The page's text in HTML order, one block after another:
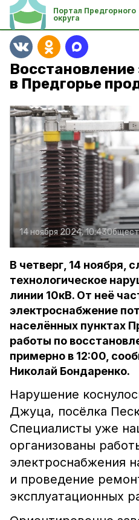
Портал Предгорного
округа
Восстановление
в Предгорье
14 ноября 2024, 10:43
В четверг, 14 ноября,
технологическое
линии 10кВ. От неё
электроснабжение
населённых пунктах
работы по
примерно в 12:00,
Николай Бондаренко.
Нарушение
Джуца, посёлка
Специалисты уже
организованы
электроснабжения
и проведение
эксплуатационных